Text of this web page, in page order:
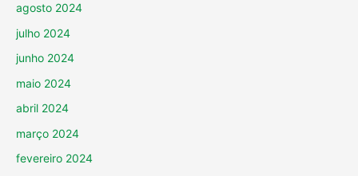
agosto 2024
julho 2024
junho 2024
maio 2024
abril 2024
março 2024
fevereiro 2024